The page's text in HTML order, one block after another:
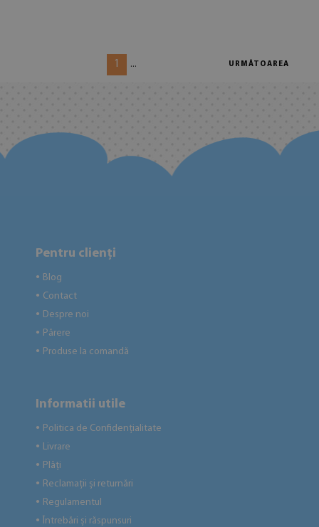
1 ... URMĂTOAREA
Pentru clienți
● Blog
● Contact
● Despre noi
● Părere
● Produse la comandă
Informatii utile
● Politica de Confidențialitate
● Livrare
● Plăți
● Reclamații și returnări
● Regulamentul
● Întrebări și răspunsuri